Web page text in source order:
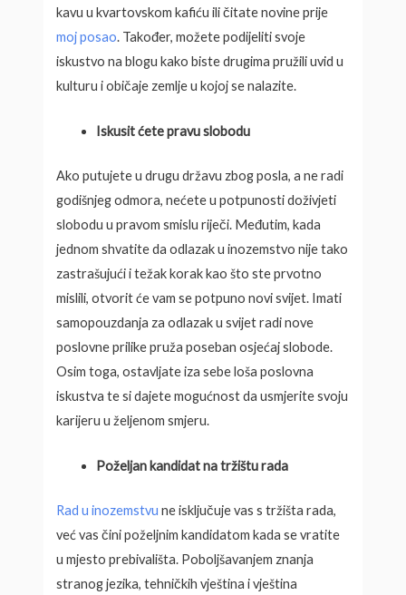
kavu u kvartovskom kafiću ili čitate novine prije
moj posao. Također, možete podijeliti svoje
iskustvo na blogu kako biste drugima pružili uvid u
kulturu i običaje zemlje u kojoj se nalazite.
Iskusit ćete pravu slobodu
Ako putujete u drugu državu zbog posla, a ne radi
godišnjeg odmora, nećete u potpunosti doživjeti
slobodu u pravom smislu riječi. Međutim, kada
jednom shvatite da odlazak u inozemstvo nije tako
zastrašujući i težak korak kao što ste prvotno
mislili, otvorit će vam se potpuno novi svijet. Imati
samopouzdanja za odlazak u svijet radi nove
poslovne prilike pruža poseban osjećaj slobode.
Osim toga, ostavljate iza sebe loša poslovna
iskustva te si dajete mogućnost da usmjerite svoju
karijeru u željenom smjeru.
Poželjan kandidat na tržištu rada
Rad u inozemstvu ne isključuje vas s tržišta rada,
već vas čini poželjnim kandidatom kada se vratite
u mjesto prebivališta. Poboljšavanjem znanja
stranog jezika, tehničkih vještina i vještina